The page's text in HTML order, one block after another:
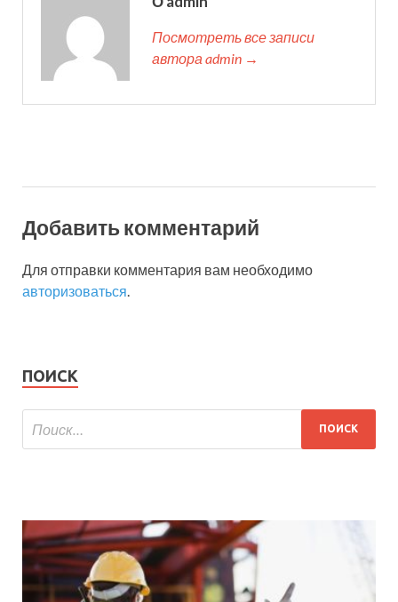
Посмотреть все записи
автора admin →
Добавить комментарий
Для отправки комментария вам необходимо
авторизоваться.
ПОИСК